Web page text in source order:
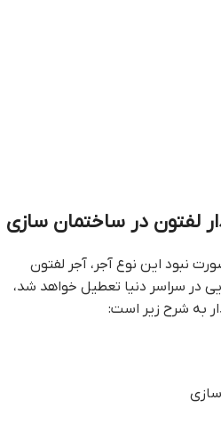
لفتون در ساختمان سازی
نبود این نوع آجر، آجر لفتون
در سراسر دنیا تعطیل خواهد شد،
به شرح زیر است:
سازی